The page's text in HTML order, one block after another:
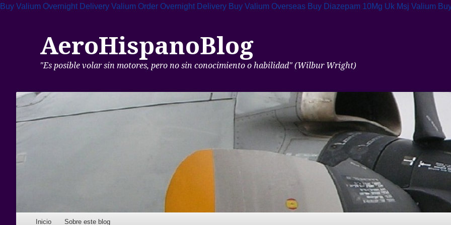
Buy Valium Overnight Delivery Valium Order Overnight Delivery Buy Valium Overseas Buy Diazepam 10Mg Uk Msj Valium
AeroHispanoBlog
"Es posible volar sin motores, pero no sin conocimiento o habilidad" (Wilbur Wright)
Skip to content
Inicio Sobre este blog